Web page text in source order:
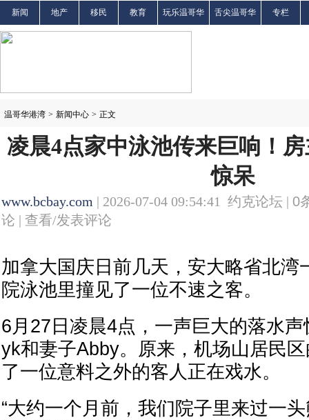
新闻 地产 移民 教育 玩乐温哥华 舌尖温哥华 专栏
温哥华港湾 > 新闻中心 > 正文
凌晨4点家中泳池传来巨响！
惊呆
www.bcbay.com | 2026-07-04 09:54:41 约克论坛 | 0
论 | 查看/发表评论
加拿大国庆日前几天，安大略省北湾
院泳池里撞见了一位不速之客。
6月27日凌晨4点，一声巨大的落水
yk和妻子Abby。原来，机场山居民
了一位意料之外的客人正在戏水。
“大约一个月前，我们院子里来过一